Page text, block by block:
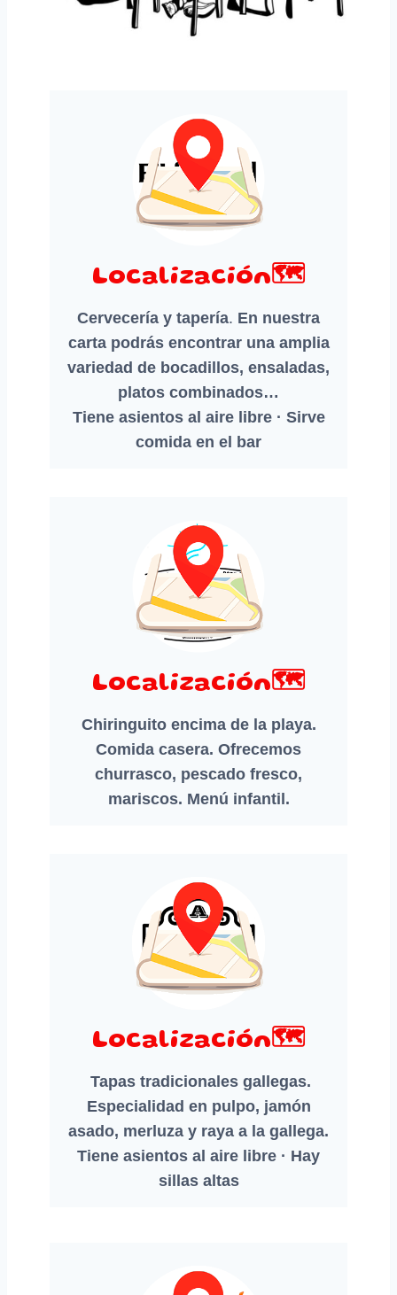
Localización🗺️
Cervecería y tapería. En nuestra
carta podrás encontrar una amplia
variedad de bocadillos, ensaladas,
platos combinados…
Tiene asientos al aire libre · Sirve
comida en el bar
Localización🗺️
Chiringuito encima de la playa.
Comida casera. Ofrecemos
churrasco, pescado fresco,
mariscos. Menú infantil.
Localización🗺️
Tapas tradicionales gallegas.
Especialidad en pulpo, jamón
asado, merluza y raya a la gallega.
Tiene asientos al aire libre · Hay
sillas altas